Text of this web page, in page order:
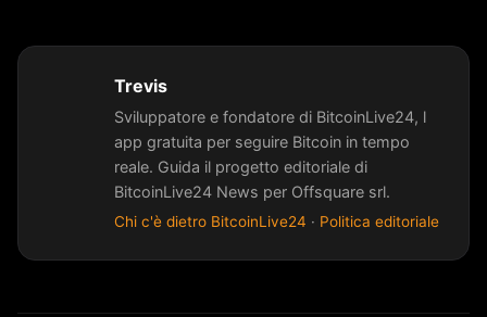
Trevis
Sviluppatore e fondatore di BitcoinLive24, l
app gratuita per seguire Bitcoin in tempo
reale. Guida il progetto editoriale di
BitcoinLive24 News per Offsquare srl.
Chi c'è dietro BitcoinLive24 · Politica editoriale